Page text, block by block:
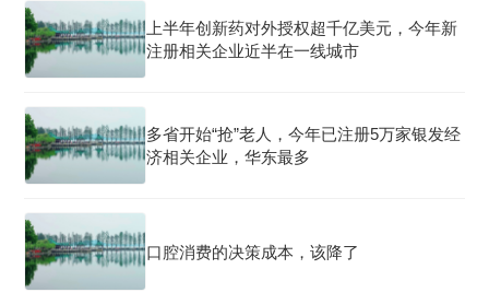
上半年创新药对外授权超千亿美元，今年新
注册相关企业近半在一线城市
多省开始“抢”老人，今年已注册5万家银发经
济相关企业，华东最多
口腔消费的决策成本，该降了